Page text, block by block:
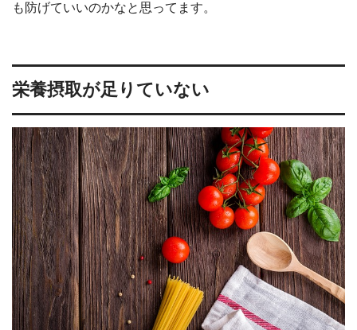
も防げていいのかなと思ってます。
栄養摂取が足りていない